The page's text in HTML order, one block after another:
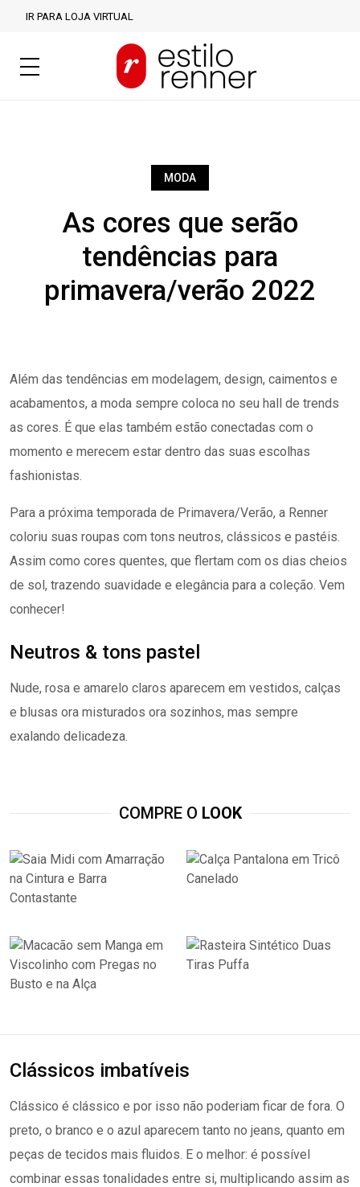
IR PARA LOJA VIRTUAL
MODA
As cores que serão
tendências para
primavera/verão 2022
Além das tendências em modelagem, design, caimentos e
acabamentos, a moda sempre coloca no seu hall de trends
as cores. É que elas também estão conectadas com o
momento e merecem estar dentro das suas escolhas
fashionistas.
Para a próxima temporada de Primavera/Verão, a Renner
coloriu suas roupas com tons neutros, clássicos e pastéis.
Assim como cores quentes, que flertam com os dias cheios
de sol, trazendo suavidade e elegância para a coleção. Vem
conhecer!
Neutros & tons pastel
Nude, rosa e amarelo claros aparecem em vestidos, calças
e blusas ora misturados ora sozinhos, mas sempre
exalando delicadeza.
COMPRE O LOOK
Clássicos imbatíveis
Clássico é clássico e por isso não poderiam ficar de fora. O
preto, o branco e o azul aparecem tanto no jeans, quanto em
peças de tecidos mais fluidos. E o melhor: é possível
combinar essas tonalidades entre si, multiplicando assim as